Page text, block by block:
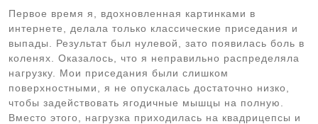
Первое время я, вдохновленная картинками в
интернете, делала только классические приседания и
выпады. Результат был нулевой, зато появилась боль в
коленях. Оказалось, что я неправильно распределяла
нагрузку. Мои приседания были слишком
поверхностными, я не опускалась достаточно низко,
чтобы задействовать ягодичные мышцы на полную.
Вместо этого, нагрузка приходилась на квадрицепсы и